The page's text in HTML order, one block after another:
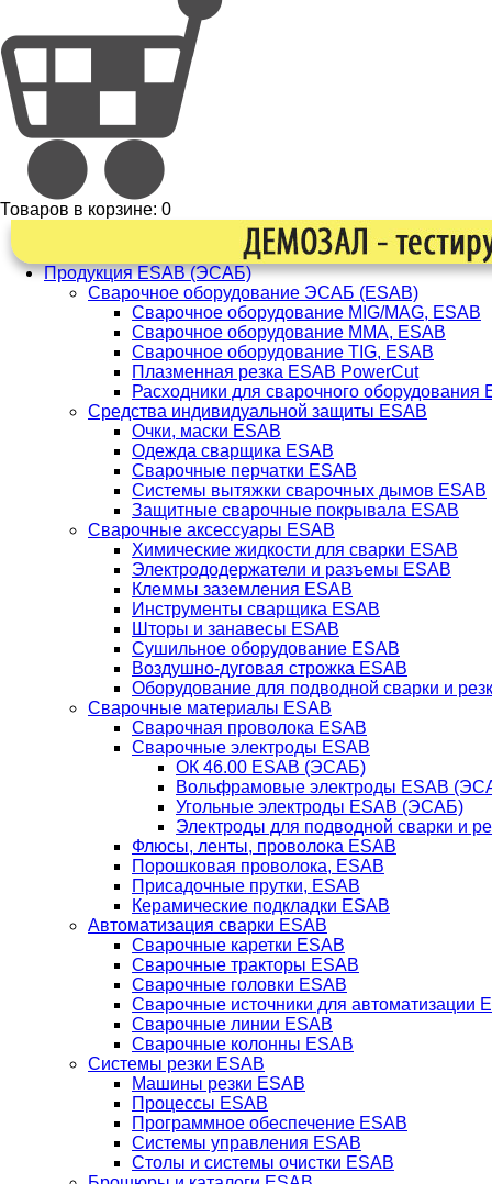
Товаров в корзине: 0
Продукция ESAB (ЭСАБ)
Сварочное оборудование ЭСАБ (ESAB)
Сварочное оборудование MIG/MAG, ESAB
Сварочное оборудование ММА, ESAB
Сварочное оборудование TIG, ESAB
Плазменная резка ESAB PowerCut
Расходники для сварочного оборудования
Средства индивидуальной защиты ESAB
Очки, маски ESAB
Одежда сварщика ESAB
Сварочные перчатки ESAB
Системы вытяжки сварочных дымов ESAB
Защитные сварочные покрывала ESAB
Сварочные аксессуары ESAB
Химические жидкости для сварки ESAB
Электрододержатели и разъемы ESAB
Клеммы заземления ESAB
Инструменты сварщика ESAB
Шторы и занавесы ESAB
Сушильное оборудование ESAB
Воздушно-дуговая строжка ESAB
Оборудование для подводной сварки и
Сварочные материалы ESAB
Сварочная проволока ESAB
Сварочные электроды ESAB
ОК 46.00 ESAB (ЭСАБ)
Вольфрамовые электроды ESAB
Угольные электроды ESAB (ЭСАБ)
Электроды для подводной сварки и
Флюсы, ленты, проволока ESAB
Порошковая проволока, ESAB
Присадочные прутки, ESAB
Керамические подкладки ESAB
Автоматизация сварки ESAB
Сварочные каретки ESAB
Сварочные тракторы ESAB
Сварочные головки ESAB
Сварочные источники для автоматизации
Сварочные линии ESAB
Сварочные колонны ESAB
Системы резки ESAB
Машины резки ESAB
Процессы ESAB
Программное обеспечение ESAB
Системы управления ESAB
Столы и системы очистки ESAB